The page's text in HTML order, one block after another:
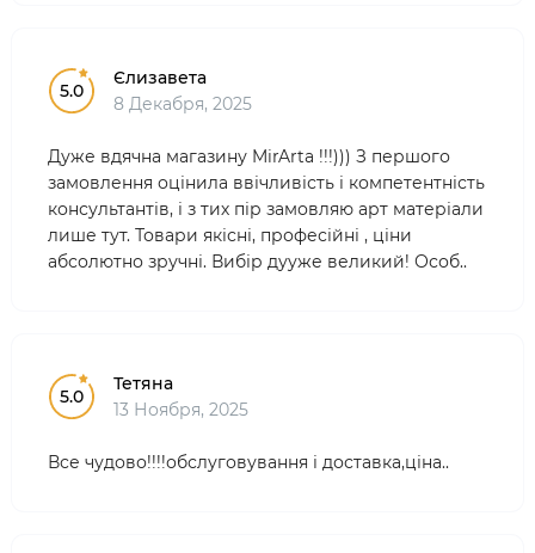
5.0
Єлизавета
8 Декабря, 2025
Дуже вдячна магазину MirArta !!!))) З першого
замовлення оцінила ввічливість і компетентність
консультантів, і з тих пір замовляю арт матеріали
лише тут. Товари якісні, професійні , ціни
абсолютно зручні. Вибір дууже великий! Особ..
5.0
Тетяна
13 Ноября, 2025
Все чудово!!!!обслуговування і доставка,ціна..